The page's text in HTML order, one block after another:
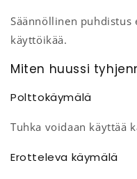
Säännöllinen puhdistus
käyttöikää.
Miten huussi
Polttokäymälä
Tuhka voidaan käyttää
Erotteleva käymälä